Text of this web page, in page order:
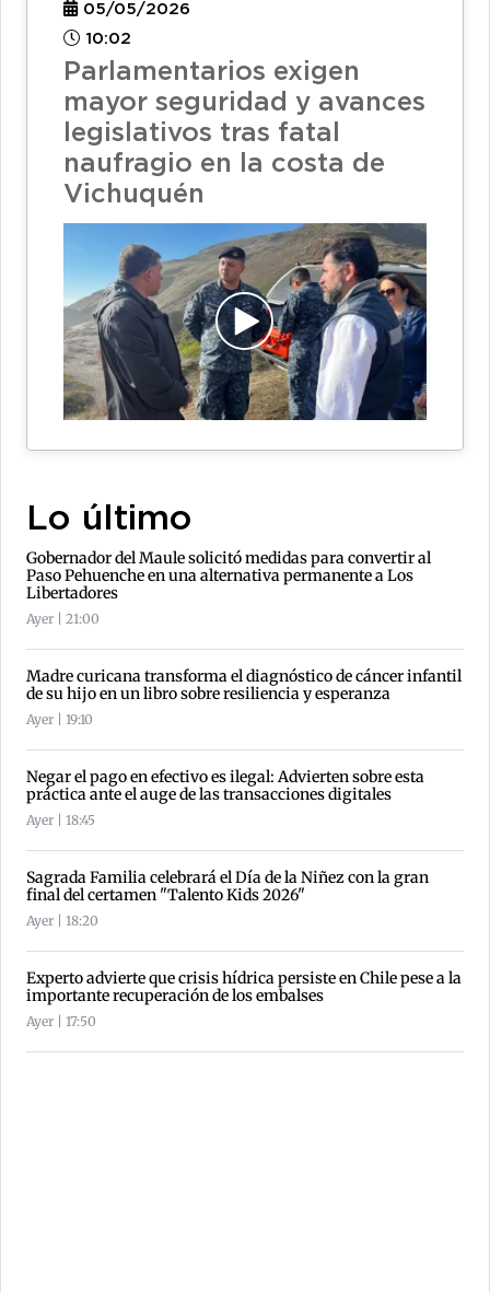
05/05/2026
10:02
Parlamentarios exigen
mayor seguridad y avances
legislativos tras fatal
naufragio en la costa de
Vichuquén
Lo último
Gobernador del Maule solicitó medidas para convertir al
Paso Pehuenche en una alternativa permanente a Los
Libertadores
Ayer | 21:00
Madre curicana transforma el diagnóstico de cáncer infantil
de su hijo en un libro sobre resiliencia y esperanza
Ayer | 19:10
Negar el pago en efectivo es ilegal: Advierten sobre esta
práctica ante el auge de las transacciones digitales
Ayer | 18:45
Sagrada Familia celebrará el Día de la Niñez con la gran
final del certamen "Talento Kids 2026"
Ayer | 18:20
Experto advierte que crisis hídrica persiste en Chile pese a la
importante recuperación de los embalses
Ayer | 17:50